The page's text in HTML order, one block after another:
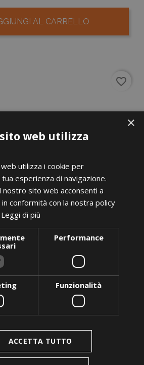
AL CARRELLO
favorite_border
×
web utilizza
utilizza i cookie per
esperienza di navigazione.
nostro sito web acconsenti a
conformità con la nostra policy
Leggi di più
Performance
Funzionalità
ACCETTA TUTTO